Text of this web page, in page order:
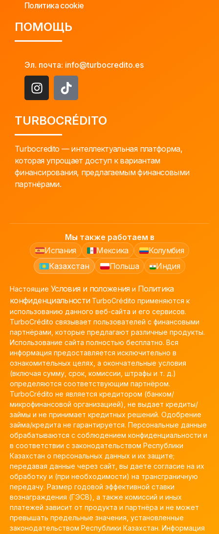
Политика cookie
ПОМОЩЬ
Эл. почта: info@turbocredito.es
TURBOCRÉDITO
Turbocredito — интеллектуальная платформа,
которая упрощает доступ к вариантам
финансирования, предлагаемым финансовыми
партнёрами.
Мы также работаем в
Испания
Мексика
Колумбия
Казахстан
Польша Индия
Настоящие Условия и положенияи Политика
конфиденциальностиTurboCrédito применяются к
использованию данного веб-сайта и его сервисов.
TurboCrédito связывает пользователей с финансовыми
партнёрами, которые предлагают различные продукты.
Использование сайта полностью бесплатно. Вся
информация предоставляется исключительно в
ознакомительных целях, а окончательные условия
(включая сумму, срок, комиссии, штрафы и т. д.)
определяются соответствующим партнёром.
TurboCrédito не является кредитором (банком/
микрофинансовой организацией), не выдает кредиты/
займы и не принимает кредитных решений. Одобрение
займа/кредита не гарантируется. Персональные данные
обрабатываются с соблюдением конфиденциальности и
в соответствии с законодательством Республики
Казахстан о персональных данных и их защите;
передавая данные через сайт, вы даете согласие на их
обработку и (при необходимости) на трансграничную
передачу. Размер годовой эффективной ставки
вознаграждения (ГЭСВ), а также комиссий и иных
платежей зависит от продукта и партнёра и не может
превышать предельные значения, установленные
законодательством Республики Казахстан. Информация